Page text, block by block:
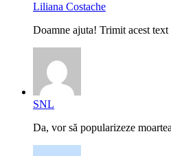
Liliana Costache
Doamne ajuta! Trimit acest
SNL
Da, vor să popularizeze